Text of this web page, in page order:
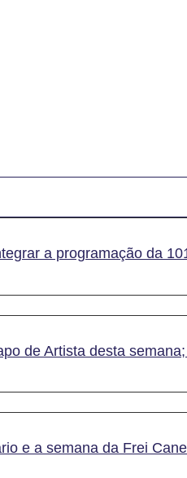
a programação da
de Artista desta
e a semana da Frei